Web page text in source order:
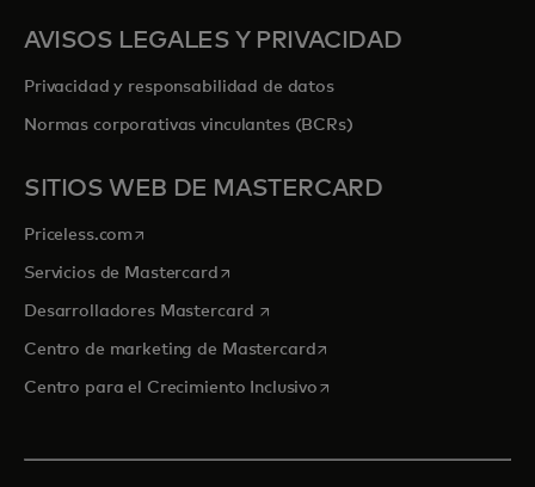
AVISOS LEGALES Y PRIVACIDAD
Privacidad y responsabilidad de datos
Normas corporativas vinculantes (BCRs)
SITIOS WEB DE MASTERCARD
Priceless.com se abre en una pestaña nueva
Servicios de Mastercardse abre en una pestaña nueva
Desarrolladores Mastercard se abre en una pestaña nueva
Centro de marketing de Mastercardse abre en una pestaña
Centro para el Crecimiento Inclusivose abre en una pestaña